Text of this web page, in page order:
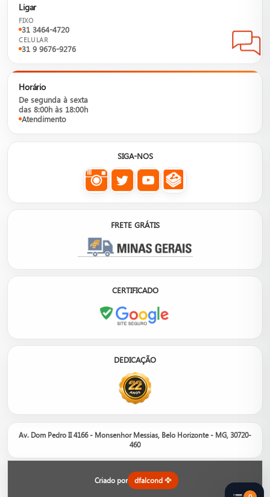
Nosso site é um catálogo de produtos, não um e-commerce.
sobre orçamento, disponibilidade em estoque e opções.
Ligar
FIXO
31 3464-4720
CELULAR
31 9 9676-9276
Horário
De segunda à sexta
das 8:00h às 18:00h
Atendimento
SIGA-NOS
FRETE GRÁTIS
CERTIFICADO
DEDICAÇÃO
Av. Dom Pedro II 4166 - Monsenhor Messias, Belo Horizonte - MG, 30720-
460
Criado por
dfalcond 🦅